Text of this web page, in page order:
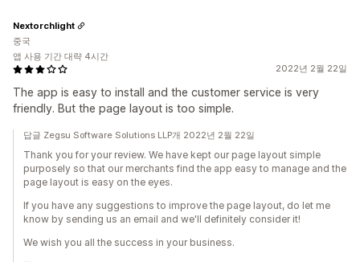
2022년 2월 22일
The app is easy to install and the customer service is very
friendly. But the page layout is too simple.
Nextorchlight
중국
앱 사용 기간 대략 4시간
답글 Zegsu Software Solutions LLP개 2022년 2월 22일
Thank you for your review. We have kept our page layout simple
purposely so that our merchants find the app easy to manage and the
page layout is easy on the eyes.
If you have any suggestions to improve the page layout, do let me
know by sending us an email and we'll definitely consider it!
We wish you all the success in your business.